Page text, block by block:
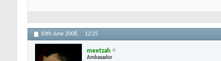
10th June 2008, 12:25
meetzah
Ambasador